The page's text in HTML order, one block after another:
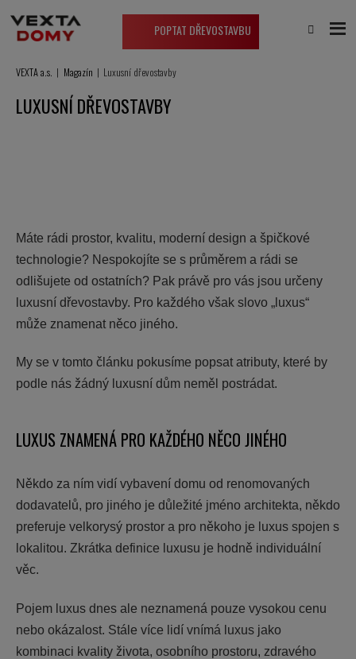
POPTAT DŘEVOSTAVBU
VEXTA a.s. Magazín Luxusní dřevostavby
LUXUSNÍ DŘEVOSTAVBY
Máte rádi prostor, kvalitu, moderní design a špičkové
technologie? Nespokojíte se s průměrem a rádi se
odlišujete od ostatních? Pak právě pro vás jsou určeny
luxusní dřevostavby. Pro každého však slovo „luxus“
může znamenat něco jiného.
My se v tomto článku pokusíme popsat atributy, které by
podle nás žádný luxusní dům neměl postrádat.
LUXUS ZNAMENÁ PRO KAŽDÉHO NĚCO JINÉHO
Někdo za ním vidí vybavení domu od renomovaných
dodavatelů, pro jiného je důležité jméno architekta, někdo
preferuje velkorysý prostor a pro někoho je luxus spojen s
lokalitou. Zkrátka definice luxusu je hodně individuální
věc.
Pojem luxus dnes ale neznamená pouze vysokou cenu
nebo okázalost. Stále více lidí vnímá luxus jako
kombinaci kvality života, osobního prostoru, zdravého